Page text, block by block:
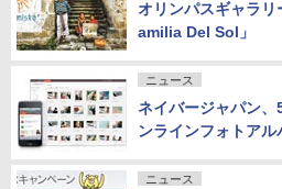
オリンパスギャラ
amilia Del Sol」
ニュース
ネイバージャパン
ンラインフォトアル
ニュース